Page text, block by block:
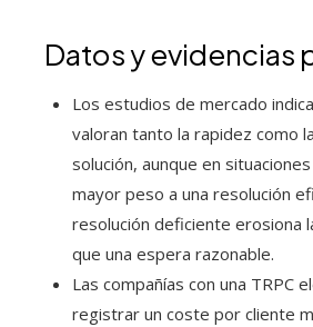
Datos y evidencias
Los estudios de mercado
valoran tanto la rapidez como
solución, aunque en
mayor peso a una resolución
resolución deficiente erosiona
que una espera razonable.
Las compañías con una TRPC
registrar un coste por cliente